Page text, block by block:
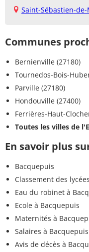
Saint-Sébastien-
Communes
Bernienville (27180)
Tournedos-Bois-
Parville (27180)
Hondouville (27400)
Ferrières-Haut-
Toutes les villes de
En savoir plus
Bacquepuis
Classement des
Eau du robinet à
Ecole à Bacquepuis
Maternités à
Salaires à Bacquepuis
Avis de décès à